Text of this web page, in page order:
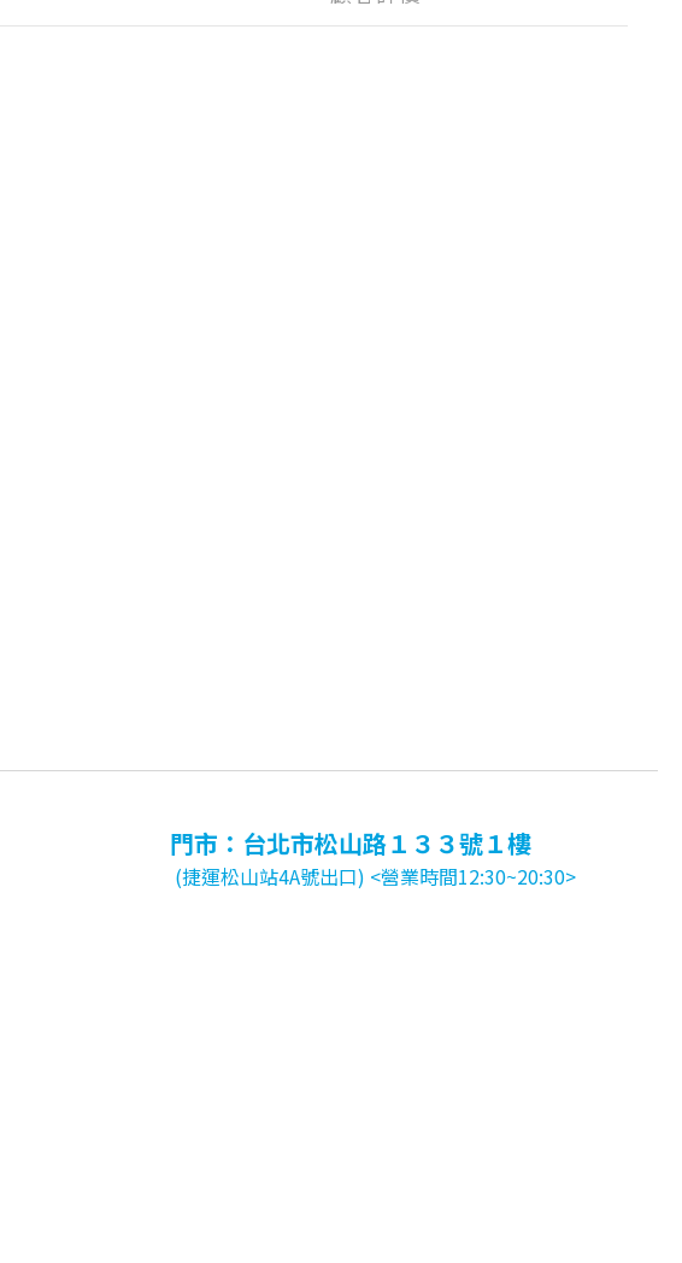
門市：台北市松山路１３３號１樓
(捷運松山站4A號出口) <營業時間12:30~20:30>